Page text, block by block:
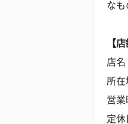
なも
【
店名
所在
営業
定休